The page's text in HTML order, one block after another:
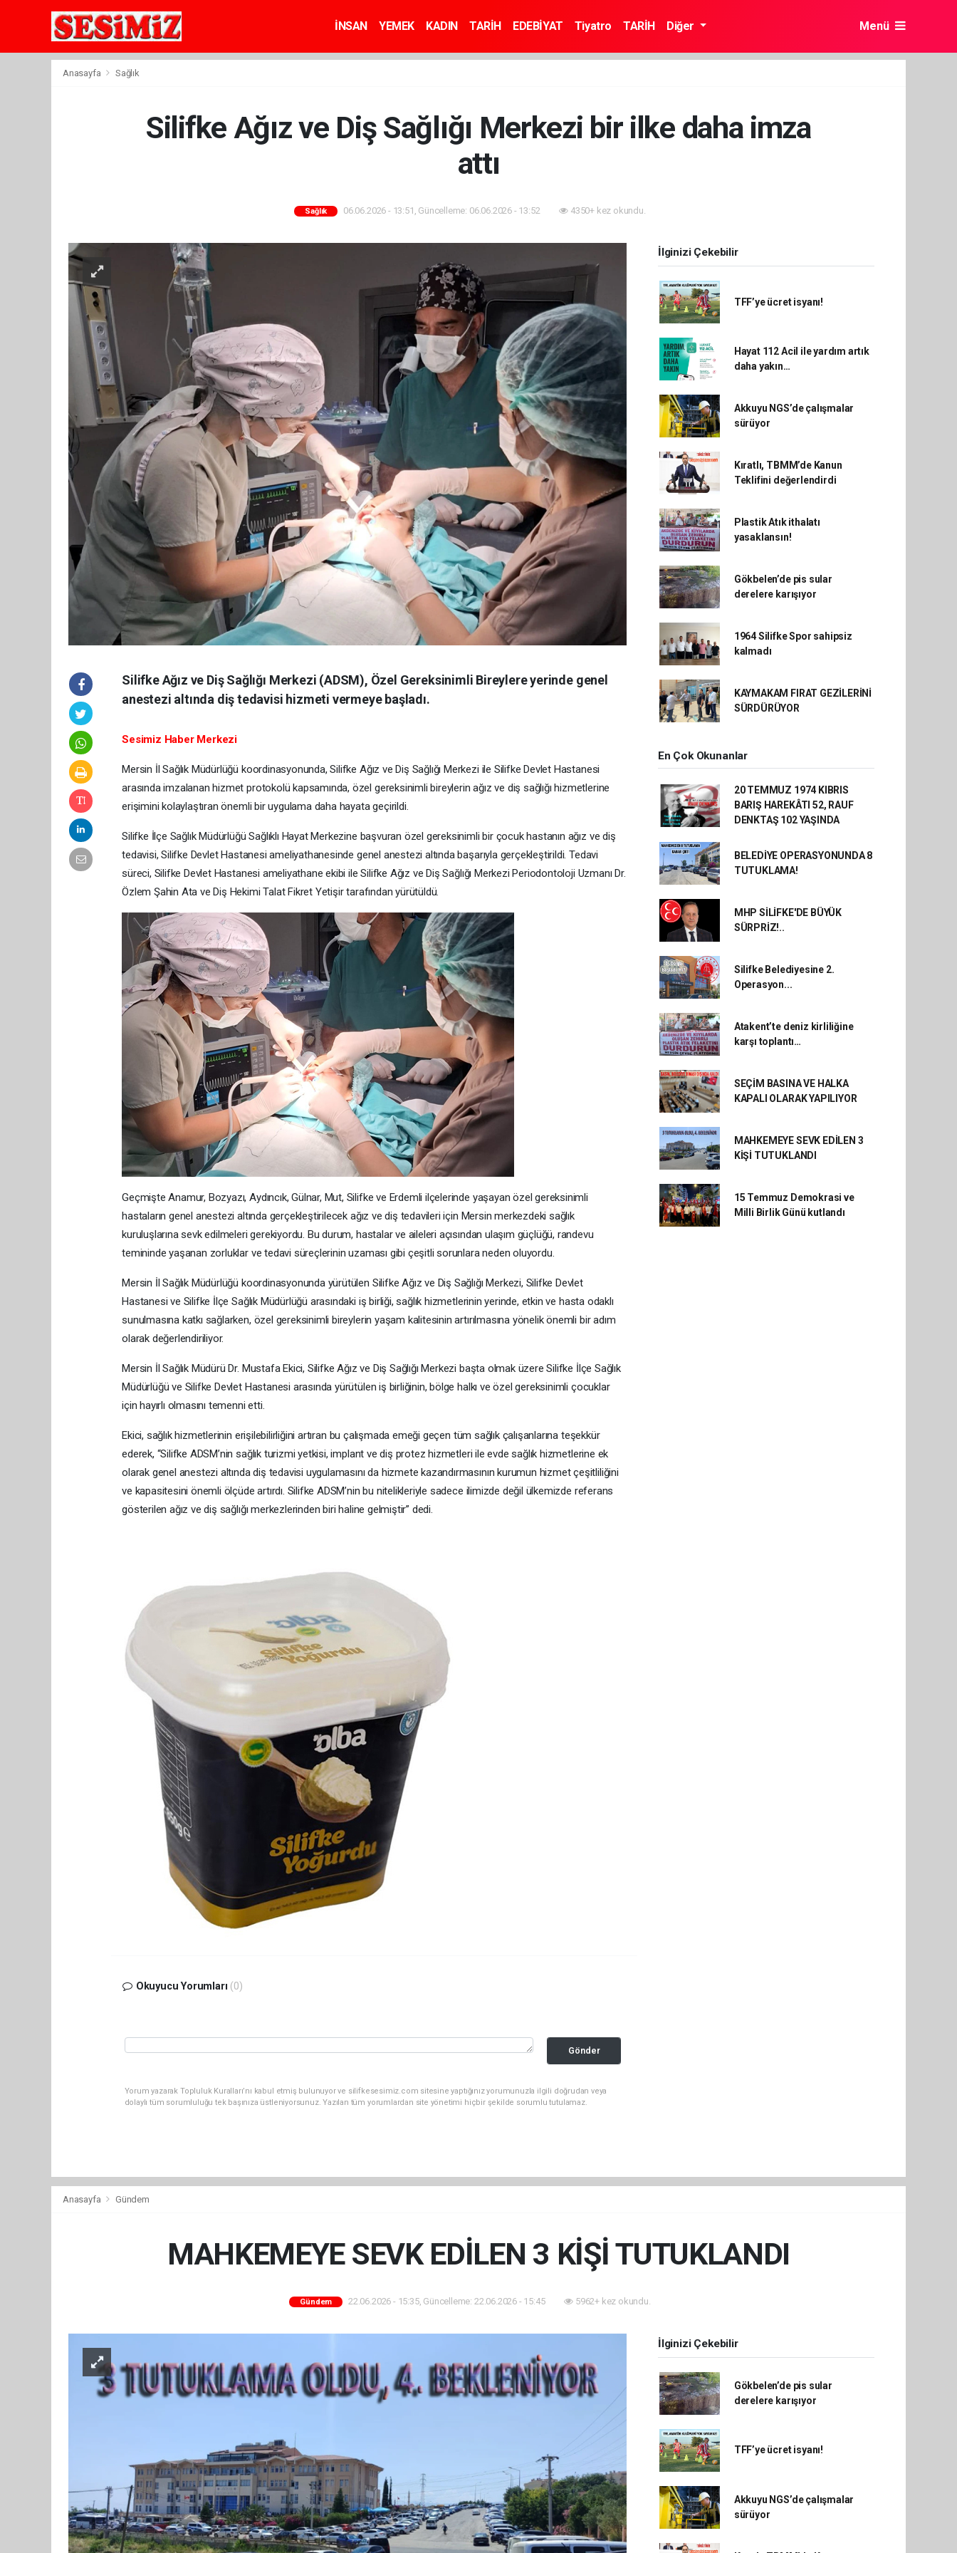
İNSAN YEMEK KADIN TARİH EDEBİYAT Tiyatro TARİH Diğer Menü
Anasayfa Sağlık
Silifke Ağız ve Diş Sağlığı Merkezi bir ilke daha imza
attı
Sağlık 06.06.2026 - 13:51, Güncelleme: 06.06.2026 - 13:52 4350+ kez okundu.
Silifke Ağız ve Diş Sağlığı Merkezi (ADSM), Özel Gereksinimli Bireylere yerinde genel
anestezi altında diş tedavisi hizmeti vermeye başladı.
Sesimiz Haber Merkezi
Mersin İl Sağlık Müdürlüğü koordinasyonunda, Silifke Ağız ve Diş Sağlığı Merkezi ile Silifke Devlet Hastanesi
arasında imzalanan hizmet protokolü kapsamında, özel gereksinimli bireylerin ağız ve diş sağlığı hizmetlerine
erişimini kolaylaştıran önemli bir uygulama daha hayata geçirildi.
Silifke İlçe Sağlık Müdürlüğü Sağlıklı Hayat Merkezine başvuran özel gereksinimli bir çocuk hastanın ağız ve diş
tedavisi, Silifke Devlet Hastanesi ameliyathanesinde genel anestezi altında başarıyla gerçekleştirildi. Tedavi
süreci, Silifke Devlet Hastanesi ameliyathane ekibi ile Silifke Ağız ve Diş Sağlığı Merkezi Periodontoloji Uzmanı Dr.
Özlem Şahin Ata ve Diş Hekimi Talat Fikret Yetişir tarafından yürütüldü.
Geçmişte Anamur, Bozyazı, Aydıncık, Gülnar, Mut, Silifke ve Erdemli ilçelerinde yaşayan özel gereksinimli
hastaların genel anestezi altında gerçekleştirilecek ağız ve diş tedavileri için Mersin merkezdeki sağlık
kuruluşlarına sevk edilmeleri gerekiyordu. Bu durum, hastalar ve aileleri açısından ulaşım güçlüğü, randevu
temininde yaşanan zorluklar ve tedavi süreçlerinin uzaması gibi çeşitli sorunlara neden oluyordu.
Mersin İl Sağlık Müdürlüğü koordinasyonunda yürütülen Silifke Ağız ve Diş Sağlığı Merkezi, Silifke Devlet
Hastanesi ve Silifke İlçe Sağlık Müdürlüğü arasındaki iş birliği, sağlık hizmetlerinin yerinde, etkin ve hasta odaklı
sunulmasına katkı sağlarken, özel gereksinimli bireylerin yaşam kalitesinin artırılmasına yönelik önemli bir adım
olarak değerlendiriliyor.
Mersin İl Sağlık Müdürü Dr. Mustafa Ekici, Silifke Ağız ve Diş Sağlığı Merkezi başta olmak üzere Silifke İlçe Sağlık
Müdürlüğü ve Silifke Devlet Hastanesi arasında yürütülen iş birliğinin, bölge halkı ve özel gereksinimli çocuklar
için hayırlı olmasını temenni etti.
Ekici, sağlık hizmetlerinin erişilebilirliğini artıran bu çalışmada emeği geçen tüm sağlık çalışanlarına teşekkür
ederek, “Silifke ADSM’nin sağlık turizmi yetkisi, implant ve diş protez hizmetleri ile evde sağlık hizmetlerine ek
olarak genel anestezi altında diş tedavisi uygulamasını da hizmete kazandırmasının kurumun hizmet çeşitliliğini
ve kapasitesini önemli ölçüde artırdı. Silifke ADSM’nin bu nitelikleriyle sadece ilimizde değil ülkemizde referans
gösterilen ağız ve diş sağlığı merkezlerinden biri haline gelmiştir” dedi.
Okuyucu Yorumları (0)
Gönder
Yorum yazarak Topluluk Kuralları’nı kabul etmiş bulunuyor ve silifkesesimiz.com sitesine yaptığınız yorumunuzla ilgili doğrudan veya
dolaylı tüm sorumluluğu tek başınıza üstleniyorsunuz. Yazılan tüm yorumlardan site yönetimi hiçbir şekilde sorumlu tutulamaz.
İlginizi Çekebilir
TFF’ye ücret isyanı!
Hayat 112 Acil ile yardım artık
daha yakın…
Akkuyu NGS’de çalışmalar
sürüyor
Kıratlı, TBMM’de Kanun
Teklifini değerlendirdi
Plastik Atık ithalatı
yasaklansın!
Gökbelen’de pis sular
derelere karışıyor
1964 Silifke Spor sahipsiz
kalmadı
KAYMAKAM FIRAT GEZİLERİNİ
SÜRDÜRÜYOR
En Çok Okunanlar
20 TEMMUZ 1974 KIBRIS
BARIŞ HAREKÂTI 52, RAUF
DENKTAŞ 102 YAŞINDA
BELEDİYE OPERASYONUNDA 8
TUTUKLAMA!
MHP SİLİFKE'DE BÜYÜK
SÜRPRİZ!..
Silifke Belediyesine 2.
Operasyon...
Atakent’te deniz kirliliğine
karşı toplantı…
SEÇİM BASINA VE HALKA
KAPALI OLARAK YAPILIYOR
MAHKEMEYE SEVK EDİLEN 3
KİŞİ TUTUKLANDI
15 Temmuz Demokrasi ve
Milli Birlik Günü kutlandı
Anasayfa Gündem
MAHKEMEYE SEVK EDİLEN 3 KİŞİ TUTUKLANDI
Gündem 22.06.2026 - 15:35, Güncelleme: 22.06.2026 - 15:45 5962+ kez okundu.
İlginizi Çekebilir
Gökbelen’de pis sular
derelere karışıyor
TFF’ye ücret isyanı!
Akkuyu NGS’de çalışmalar
sürüyor